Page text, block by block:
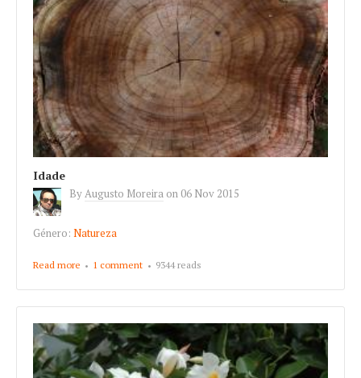
Idade
ByAugusto Moreira on 06 Nov 2015
Género: Natureza
Read more about Idade
1 comment 9344 reads